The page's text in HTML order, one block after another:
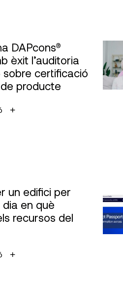
DAPcons®
èxit l’auditoria
sobre certificació
producte
un edifici per
en què
recursos del